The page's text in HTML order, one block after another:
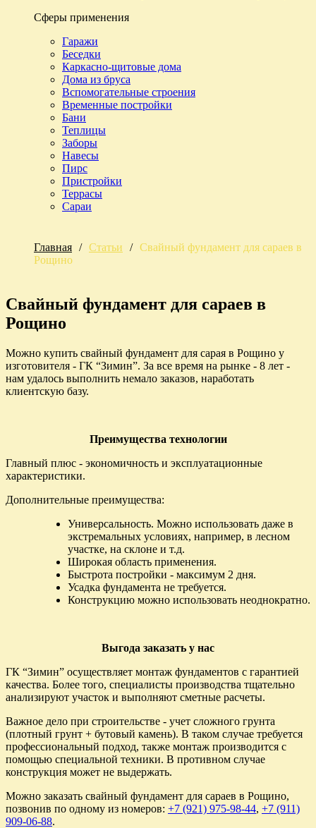
Сферы применения
Гаражи
Беседки
Каркасно-щитовые дома
Дома из бруса
Вспомогательные строения
Временные постройки
Бани
Теплицы
Заборы
Навесы
Пирс
Пристройки
Террасы
Сараи
Главная / Статьи / Свайный фундамент для сараев в
Рощино
Свайный фундамент для сараев в
Рощино
Можно купить свайный фундамент для сарая в Рощино у
изготовителя - ГК “Зимин”. За все время на рынке - 8 лет -
нам удалось выполнить немало заказов, наработать
клиентскую базу.
Преимущества технологии
Главный плюс - экономичность и эксплуатационные
характеристики.
Дополнительные преимущества:
Универсальность. Можно использовать даже в
экстремальных условиях, например, в лесном
участке, на склоне и т.д.
Широкая область применения.
Быстрота постройки - максимум 2 дня.
Усадка фундамента не требуется.
Конструкцию можно использовать неоднократно.
Выгода заказать у нас
ГК “Зимин” осуществляет монтаж фундаментов с гарантией
качества. Более того, специалисты производства тщательно
анализируют участок и выполняют сметные расчеты.
Важное дело при строительстве - учет сложного грунта
(плотный грунт + бутовый камень). В таком случае требуется
профессиональный подход, также монтаж производится с
помощью специальной техники. В противном случае
конструкция может не выдержать.
Можно заказать свайный фундамент для сараев в Рощино,
позвонив по одному из номеров: +7 (921) 975-98-44, +7 (911)
909-06-88.